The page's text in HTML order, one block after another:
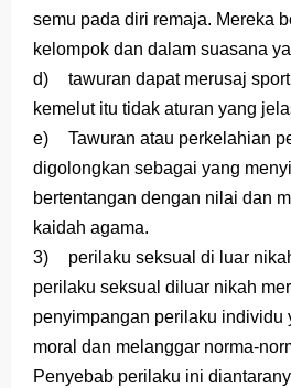
semu pada diri remaja. Mereka
kelompok dan dalam suasana
d)
tawuran dapat merusaj
kemelut itu tidak aturan yang
e)
Tawuran atau perkelahian
digolongkan sebagai yang
bertentangan dengan nilai dan
kaidah agama.
3)
perilaku seksual di luar
perilaku seksual diluar nikah
penyimpangan perilaku individu
moral dan melanggar norma-
Penyebab perilaku ini